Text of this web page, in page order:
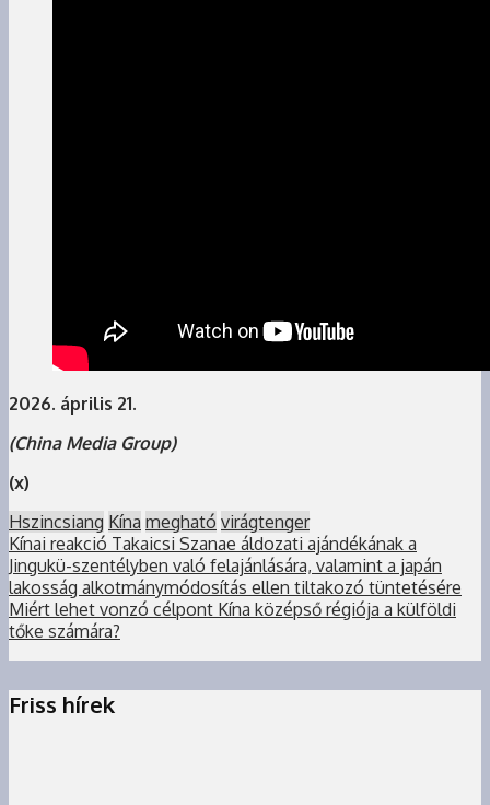
2026. április 21.
(China Media Group)
(x)
Hszincsiang Kína megható virágtenger
Kínai reakció Takaicsi Szanae áldozati ajándékának a
Jingukü-szentélyben való felajánlására, valamint a japán
lakosság alkotmánymódosítás ellen tiltakozó tüntetésére
Miért lehet vonzó célpont Kína középső régiója a külföldi
tőke számára?
Friss hírek